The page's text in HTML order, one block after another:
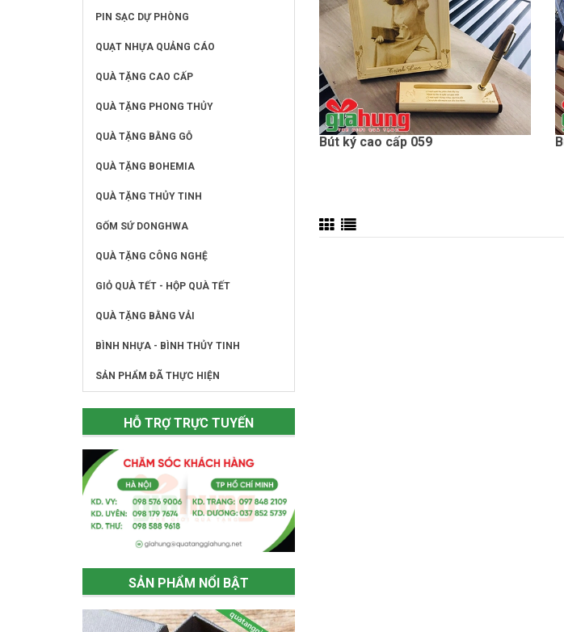
Bút ký cao cấp 059
PIN SẠC DỰ PHÒNG
QUẠT NHỰA QUẢNG CÁO
QUÀ TẶNG CAO CẤP
QUÀ TẶNG PHONG THỦY
QUÀ TẶNG BẰNG GỖ
QUÀ TẶNG BOHEMIA
QUÀ TẶNG THỦY TINH
GỐM SỨ DONGHWA
QUÀ TẶNG CÔNG NGHỆ
GIỎ QUÀ TẾT - HỘP QUÀ TẾT
QUÀ TẶNG BẰNG VẢI
BÌNH NHỰA - BÌNH THỦY TINH
SẢN PHẨM ĐÃ THỰC HIỆN
HỖ TRỢ TRỰC TUYẾN
SẢN PHẨM NỔI BẬT